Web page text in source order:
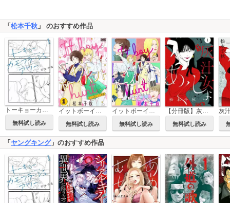
「 松本千秋 」 のおすすめ作品
トーキョーカモフラージュアワー
無料試し読み 無料試し読み 無料試し読み 無料試し読み
灰
「ヤングキング」のおすすめ作品